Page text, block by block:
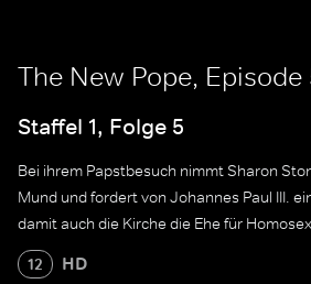
The New Pope, Episode
Staffel 1, Folge 5
Bei ihrem Papstbesuch nimmt Sharon
Mund und fordert von Johannes Paul III.
damit auch die Kirche die Ehe für
12 HD